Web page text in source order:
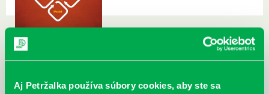
Aj Petržalka používa súbory cookies, aby ste sa